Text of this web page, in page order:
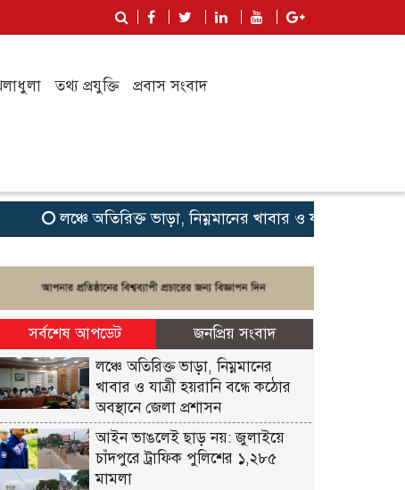
তথ্য প্রযুক্তি প্রবাস সংবাদ
লঞ্চে অতিরিক্ত ভাড়া, নিম্নমানের খাবার ও যাত্রী হয়রানি বন্ধে
সর্বশেষ আপডেট
জনপ্রিয় সংবাদ
লঞ্চে অতিরিক্ত ভাড়া, নিম্নমানের
খাবার ও যাত্রী হয়রানি বন্ধে কঠোর
অবস্থানে জেলা প্রশাসন
আইন ভাঙলেই ছাড় নয়: জুলাইয়ে
চাঁদপুরে ট্রাফিক পুলিশের ১,২৮৫
মামলা